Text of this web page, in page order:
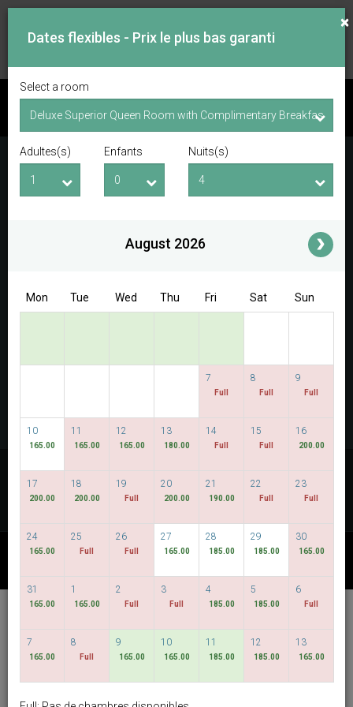
VOIR LES DISPONIBILITÉS
Date d'arrivée Date de départ
Access/Discount Code
Découvrez nos tarifs les plus bas
DATES FLEXIBLES
Hotel Bencoolen @
Hong Kong Street
français SGD
×
Dates flexibles - Prix le plus bas garanti
Select a room
Adultes(s) Enfants Nuits(s)
August 2026
Mon Tue Wed Thu Fri Sat Sun
7
Full
8
Full
9
Full
10
165.00
11
165.00
12
165.00
13
180.00
14
Full
15
Full
16
200.00
17
200.00
18
200.00
19
Full
20
200.00
21
190.00
22
Full
23
Full
24
165.00
25
Full
26
Full
27
165.00
28
185.00
29
185.00
30
165.00
31
165.00
1
165.00
2
Full
3
Full
4
185.00
5
185.00
6
Full
7
165.00
8
Full
9
165.00
10
165.00
11
185.00
12
185.00
13
165.00